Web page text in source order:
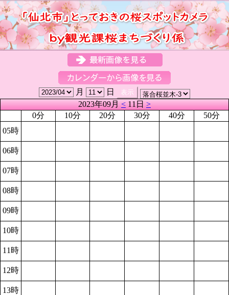
月
日
2023年09月<11日>
0分
10分 20分 30分 40分
50分
05時
06時
07時
08時
09時
10時
11時
12時
13時